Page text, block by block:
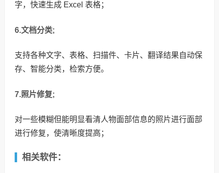
字，快速生成 Excel 表格；
6.文档分类;
支持各种文字、表格、扫描件、卡片、翻译结果自动保
存、智能分类，检索方便。
7.照片修复;
对一些模糊但能明显看清人物面部信息的照片进行面部
进行修复，使清晰度提高；
相关软件：